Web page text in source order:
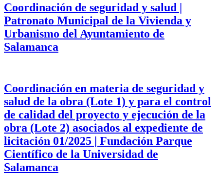
Coordinación de seguridad y salud |
Patronato Municipal de la Vivienda y
Urbanismo del Ayuntamiento de
Salamanca
Coordinación en materia de seguridad y
salud de la obra (Lote 1) y para el control
de calidad del proyecto y ejecución de la
obra (Lote 2) asociados al expediente de
licitación 01/2025 | Fundación Parque
Científico de la Universidad de
Salamanca